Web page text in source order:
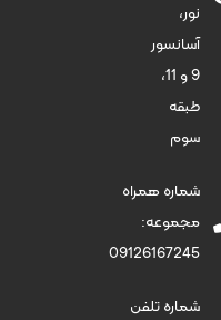
نور،
آسانسور
9 و 11،
طبقه
سوم
شماره همراه
مجموعه:
09126167245
شماره تلفن